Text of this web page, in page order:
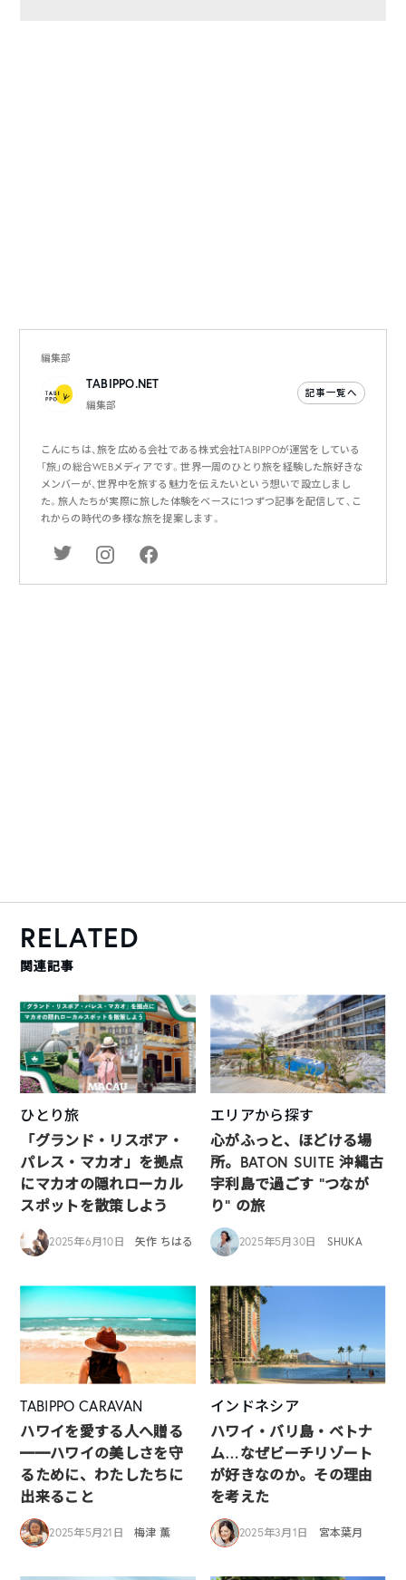
編集部
TABIPPO.NET
編集部
記事一覧へ
こんにちは、旅を広める会社である株式会社TABIPPOが運営をしている
「旅」の総合WEBメディアです。世界一周のひとり旅を経験した旅好きな
メンバーが、世界中を旅する魅力を伝えたいという想いで設立しまし
た。旅人たちが実際に旅した体験をベースに1つずつ記事を配信して、こ
れからの時代の多様な旅を提案します。
RELATED
関連記事
ひとり旅
「グランド・リスボア・
パレス・マカオ」を拠点
にマカオの隠れローカル
スポットを散策しよう
2025年6月10日 矢作 ちはる
エリアから探す
心がふっと、ほどける場
所。BATON SUITE 沖縄古
宇利島で過ごす “つなが
り” の旅
2025年5月30日 SHUKA
TABIPPO CARAVAN
ハワイを愛する人へ贈る
━━ハワイの美しさを守
るために、わたしたちに
出来ること
2025年5月21日 梅津 薫
インドネシア
ハワイ・バリ島・ベトナ
ム…なぜビーチリゾート
が好きなのか。その理由
を考えた
2025年3月1日 宮本葉月